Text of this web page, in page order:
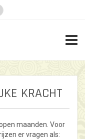
KRACHT
maanden. Voor
er vragen als: